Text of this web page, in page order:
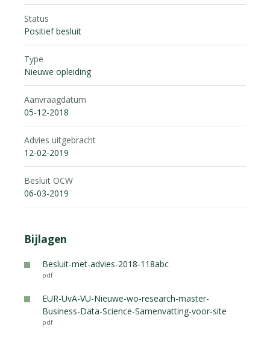
Status
Positief besluit
Type
Nieuwe opleiding
Aanvraagdatum
05-12-2018
Advies uitgebracht
12-02-2019
Besluit OCW
06-03-2019
Bijlagen
Besluit-met-advies-2018-118abc
pdf
EUR-UvA-VU-Nieuwe-wo-research-master-
Business-Data-Science-Samenvatting-voor-site
pdf